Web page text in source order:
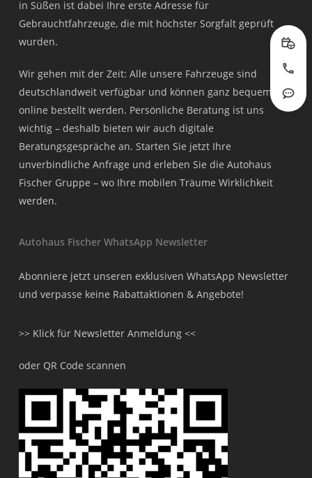
in Süßen ist dabei Ihre erste Adresse für
Gebrauchtfahrzeuge, die mit höchster Sorgfalt geprüft
wurden.
Wir gehen mit der Zeit: Alle unsere Fahrzeuge sind
deutschlandweit verfügbar und können ganz bequem
online bestellt werden. Persönliche Beratung ist uns
wichtig – deshalb bieten wir auch digitale
Beratungsgespräche an. Starten Sie jetzt Ihre
unverbindliche Anfrage und erleben Sie die Autohaus
Fischer Gruppe – wo Ihre mobilen Träume Wirklichkeit
werden.
Autohaus Fischer WhatsApp Newsletter
Abonniere jetzt unseren exklusiven WhatsApp Newsletter
und verpasse keine Rabattaktionen & Angebote!
>> Klick für Newsletter Anmeldung <<
oder QR Code scannen
Jetzt